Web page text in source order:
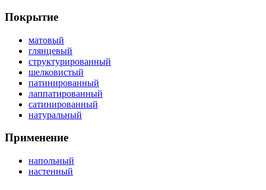
Покрытие
матовый
глянцевый
структурированный
шелковистый
патинированный
лаппатированный
сатинированный
натуральный
Применение
напольный
настенный